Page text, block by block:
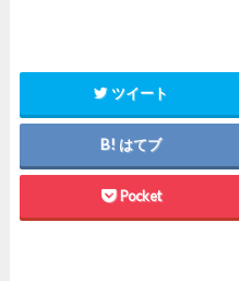
ツイート
はてブ
Pocket